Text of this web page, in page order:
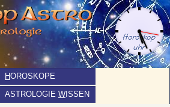
HOROSKOPE
ASTROLOGIE W ISSEN